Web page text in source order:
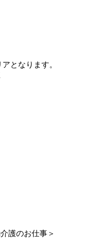
となります。
護のお仕事＞